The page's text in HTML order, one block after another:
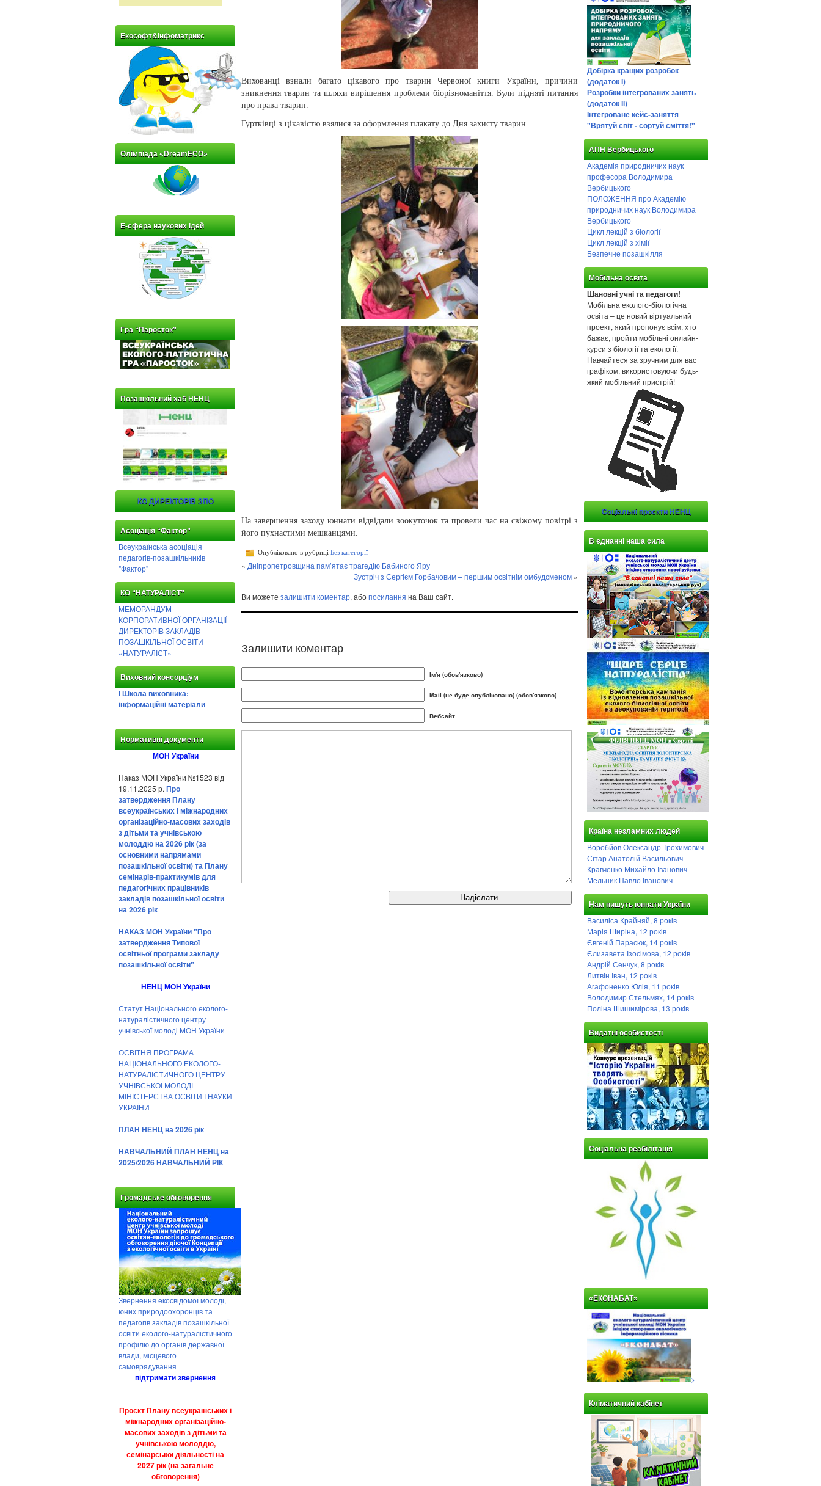
Екософт&Інфоматрикс
Олімпіада «DreamECO»
Е-сфера наукових ідей
Гра “Паросток”
Позашкільний хаб НЕНЦ
КО ДИРЕКТОРІВ ЗПО
Асоціація “Фактор”
Всеукраїнська асоціація
педагогів-позашкільників
"Фактор"
КО “НАТУРАЛІСТ”
МЕМОРАНДУМ
КОРПОРАТИВНОЇ ОРГАНІЗАЦІЇ
ДИРЕКТОРІВ ЗАКЛАДІВ
ПОЗАШКІЛЬНОЇ ОСВІТИ
«НАТУРАЛІСТ»
Виховний консорціум
І Школа виховника:
інформаційні матеріали
Нормативні документи
МОН України
Наказ МОН України №1523 від
19.11.2025 р. Про
затвердження Плану
всеукраїнських і міжнародних
організаційно-масових заходів
з дітьми та учнівською
молоддю на 2026 рік (за
основними напрямами
позашкільної освіти) та Плану
семінарів-практикумів для
педагогічних працівників
закладів позашкільної освіти
на 2026 рік
НАКАЗ МОН України "Про
затвердження Типової
освітньої програми закладу
позашкільної освіти"
НЕНЦ МОН України
Статут Національного еколого-
натуралістичного центру
учнівської молоді МОН України
ОСВІТНЯ ПРОГРАМА
НАЦІОНАЛЬНОГО ЕКОЛОГО-
НАТУРАЛІСТИЧНОГО ЦЕНТРУ
УЧНІВСЬКОЇ МОЛОДІ
МІНІСТЕРСТВА ОСВІТИ І НАУКИ
УКРАЇНИ
ПЛАН НЕНЦ на 2026 рік
НАВЧАЛЬНИЙ ПЛАН НЕНЦ на
2025/2026 НАВЧАЛЬНИЙ РІК
Громадське обговорення
Звернення екосвідомої молоді,
юних природоохоронців та
педагогів закладів позашкільної
освіти еколого-натуралістичного
профілю до органів державної
влади, місцевого
самоврядування
підтримати звернення
Проєкт Плану всеукраїнських і
міжнародних організаційно-
масових заходів з дітьми та
учнівською молоддю,
семінарської діяльності на
2027 рік (на загальне
обговорення)
Вихованці взнали багато цікавого про тварин Червоної книги України, причини
зникнення тварин та шляхи вирішення проблеми біорізноманіття. Були підняті питання
про права тварин.
Гуртківці з цікавістю взялися за оформлення плакату до Дня захисту тварин.
На завершення заходу юннати відвідали зоокуточок та провели час на свіжому повітрі з
його пухнастими мешканцями.
Опубліковано в рубриці Без категорії
« Дніпропетровщина пам’ятає трагедію Бабиного Яру
Зустріч з Сергієм Горбачовим – першим освітнім омбудсменом »
Ви можете залишити коментар, абопосилання на Ваш сайт.
Залишити коментар
Ім'я (обов'язково)
Mail (не буде опубліковано) (обов'язково)
Вебсайт
Добірка кращих розробок
(додаток І)
Розробки інтегрованих занять
(додаток ІІ)
Інтегроване кейс-заняття
"Врятуй світ - сортуй сміття!"
АПН Вербицького
Академія природничих наук
професора Володимира
Вербицького
ПОЛОЖЕННЯ про Академію
природничих наук Володимира
Вербицького
Цикл лекцій з біології
Цикл лекцій з хімії
Безпечне позашкілля
Мобільна освіта
Шановні учні та педагоги!
Мобільна еколого-біологічна
освіта – це новий віртуальний
проект, який пропонує всім, хто
бажає, пройти мобільні онлайн-
курси з біології та екології.
Навчайтеся за зручним для вас
графіком, використовуючи будь-
який мобільний пристрій!
Соціальні проєкти НЕНЦ
В єднанні наша сила
Країна незламних людей
Воробйов Олександр Трохимович
Сітар Анатолій Васильович
Кравченко Михайло Іванович
Мельник Павло Іванович
Нам пишуть юннати України
Василіса Крайняй, 8 років
Марія Ширіна, 12 років
Євгеній Парасюк, 14 років
Єлизавета Ізосімова, 12 років
Андрій Сенчук, 8 років
Литвін Іван, 12 років
Агафоненко Юлія, 11 років
Володимир Стельмях, 14 років
Поліна Шишимірова, 13 років
Видатні особистості
Соціальна реабілітація
«ЕКОНАБАТ»
>
Кліматичний кабінет